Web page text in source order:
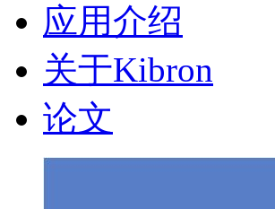
应用介绍
关于Kibron
论文